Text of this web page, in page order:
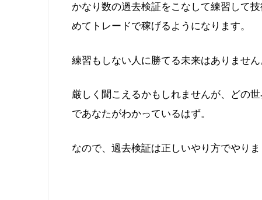
かなり数の過去検証をこなして練習して
めてトレードで稼げるようになります。
練習もしない人に勝てる未来はありません
厳しく聞こえるかもしれませんが、どの
であなたがわかっているはず。
なので、過去検証は正しいやり方でやりま